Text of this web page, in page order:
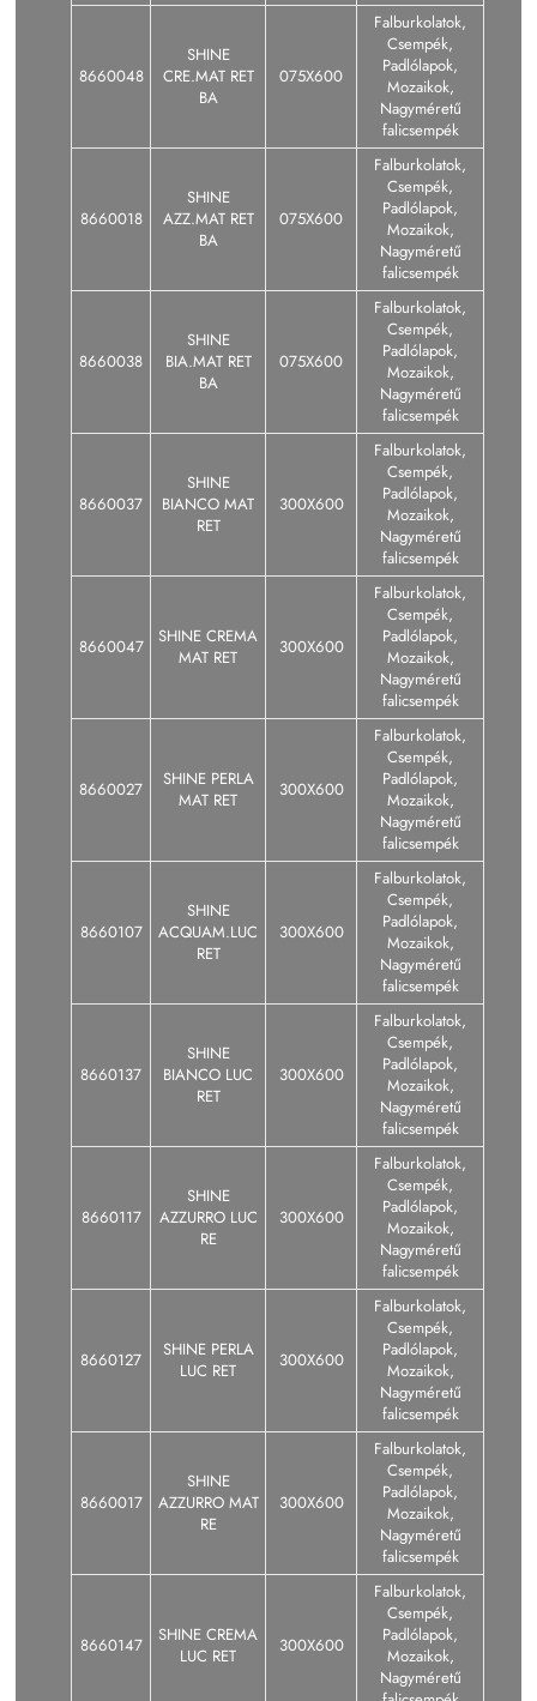
8660048
SHINE
CRE.MAT RET
BA
075X600
Falburkolatok,
Csempék,
Padlólapok,
Mozaikok,
Nagyméretű
falicsempék
8660018
SHINE
AZZ.MAT RET
BA
075X600
Falburkolatok,
Csempék,
Padlólapok,
Mozaikok,
Nagyméretű
falicsempék
8660038
SHINE
BIA.MAT RET
BA
075X600
Falburkolatok,
Csempék,
Padlólapok,
Mozaikok,
Nagyméretű
falicsempék
8660037
SHINE
BIANCO MAT
RET
300X600
Falburkolatok,
Csempék,
Padlólapok,
Mozaikok,
Nagyméretű
falicsempék
8660047
SHINE CREMA
MAT RET
300X600
Falburkolatok,
Csempék,
Padlólapok,
Mozaikok,
Nagyméretű
falicsempék
8660027
SHINE PERLA
MAT RET
300X600
Falburkolatok,
Csempék,
Padlólapok,
Mozaikok,
Nagyméretű
falicsempék
8660107
SHINE
ACQUAM.LUC
RET
300X600
Falburkolatok,
Csempék,
Padlólapok,
Mozaikok,
Nagyméretű
falicsempék
8660137
SHINE
BIANCO LUC
RET
300X600
Falburkolatok,
Csempék,
Padlólapok,
Mozaikok,
Nagyméretű
falicsempék
8660117
SHINE
AZZURRO LUC
RE
300X600
Falburkolatok,
Csempék,
Padlólapok,
Mozaikok,
Nagyméretű
falicsempék
8660127
SHINE PERLA
LUC RET
300X600
Falburkolatok,
Csempék,
Padlólapok,
Mozaikok,
Nagyméretű
falicsempék
8660017
SHINE
AZZURRO MAT
RE
300X600
Falburkolatok,
Csempék,
Padlólapok,
Mozaikok,
Nagyméretű
falicsempék
8660147
SHINE CREMA
LUC RET
300X600
Falburkolatok,
Csempék,
Padlólapok,
Mozaikok,
Nagyméretű